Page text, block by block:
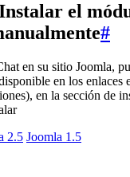
el
#
en su sitio Joomla,
en los enlaces
en la sección de
2.5 Joomla 1.5